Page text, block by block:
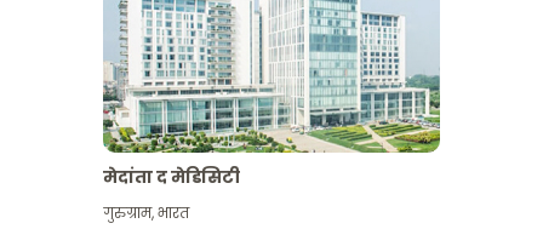
मेदांता द मेडिसिटी
गुरुग्राम,भारत